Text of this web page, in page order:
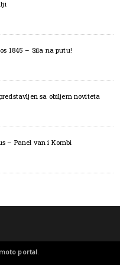
1845 – Sila na putu!
sa obiljem noviteta
– Panel van i Kombi
portal